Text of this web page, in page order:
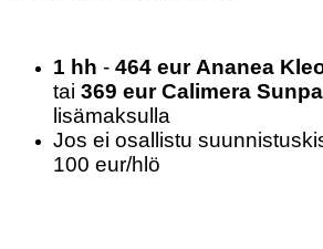
1 hh - 464 eur Ananea
tai 369 eur Calimera
lisämaksulla
Jos ei osallistu
100 eur/hlö